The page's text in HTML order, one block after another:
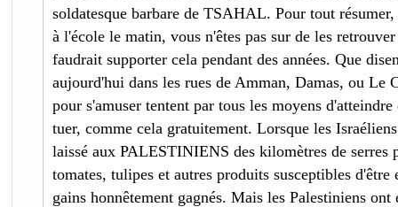
soldatesque barbare de TSAHAL. Pour tout
à l'école le matin, vous n'êtes pas sur de les
faudrait supporter cela pendant des années. Que
aujourd'hui dans les rues de Amman, Damas, ou Le
pour s'amuser tentent par tous les moyens d'atteindre
tuer, comme cela gratuitement. Lorsque les
laissé aux PALESTINIENS des kilomètres de serres
tomates, tulipes et autres produits susceptibles d'être
gains honnêtement gagnés. Mais les Palestiniens